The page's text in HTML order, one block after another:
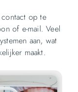
contact op te
of e-mail. Veel
aan, wat
maakt.